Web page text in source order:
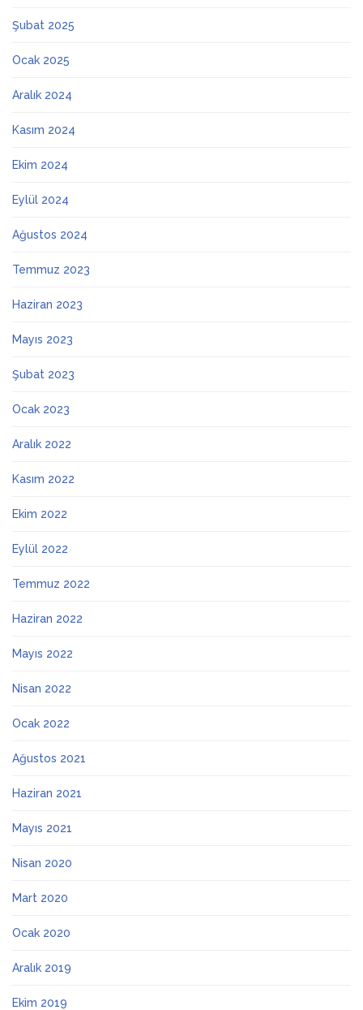
Şubat 2025
Ocak 2025
Aralık 2024
Kasım 2024
Ekim 2024
Eylül 2024
Ağustos 2024
Temmuz 2023
Haziran 2023
Mayıs 2023
Şubat 2023
Ocak 2023
Aralık 2022
Kasım 2022
Ekim 2022
Eylül 2022
Temmuz 2022
Haziran 2022
Mayıs 2022
Nisan 2022
Ocak 2022
Ağustos 2021
Haziran 2021
Mayıs 2021
Nisan 2020
Mart 2020
Ocak 2020
Aralık 2019
Ekim 2019